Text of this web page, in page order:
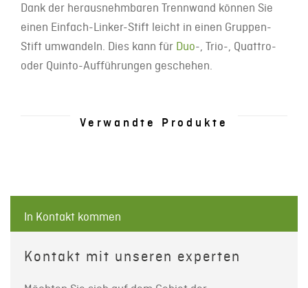
Dank der herausnehmbaren Trennwand können Sie
einen Einfach-Linker-Stift leicht in einen Gruppen-
Stift umwandeln. Dies kann für Duo-, Trio-, Quattro-
oder Quinto-Aufführungen geschehen.
Verwandte Produkte
In Kontakt kommen
Kontakt mit unseren experten